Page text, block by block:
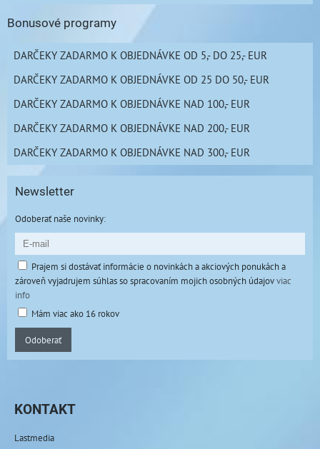
Bonusové programy
DARČEKY ZADARMO K OBJEDNÁVKE OD 5,- DO 25,- EUR
DARČEKY ZADARMO K OBJEDNÁVKE OD 25 DO 50,- EUR
DARČEKY ZADARMO K OBJEDNÁVKE NAD 100,- EUR
DARČEKY ZADARMO K OBJEDNÁVKE NAD 200,- EUR
DARČEKY ZADARMO K OBJEDNÁVKE NAD 300,- EUR
Newsletter
Odoberať naše novinky:
Prajem si dostávať informácie o novinkách a akciových ponukách a
zároveň vyjadrujem súhlas so spracovaním mojich osobných údajovviac
info
Mám viac ako 16 rokov
Odoberať
KONTAKT
Lastmedia